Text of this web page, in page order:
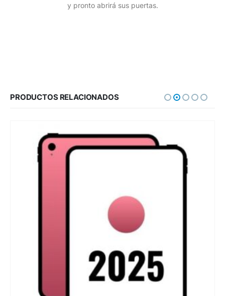
y pronto abrirá sus puertas.
PRODUCTOS RELACIONADOS